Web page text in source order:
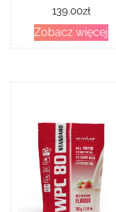
139.00zł
Zobacz więcej